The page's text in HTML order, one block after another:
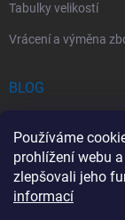
Používáme
prohlížení webu
zlepšovali jeho
informací
Tabulky velikostí
Vrácení a výměna
BLOG
Povinný obsah
co si dát pozor
Sportovní